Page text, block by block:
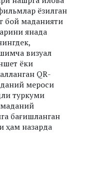
ёзилган
бой маданияти
янада
визуал
ёки
QR-
мероси
туркуми
бағишланган
ҳам назарда